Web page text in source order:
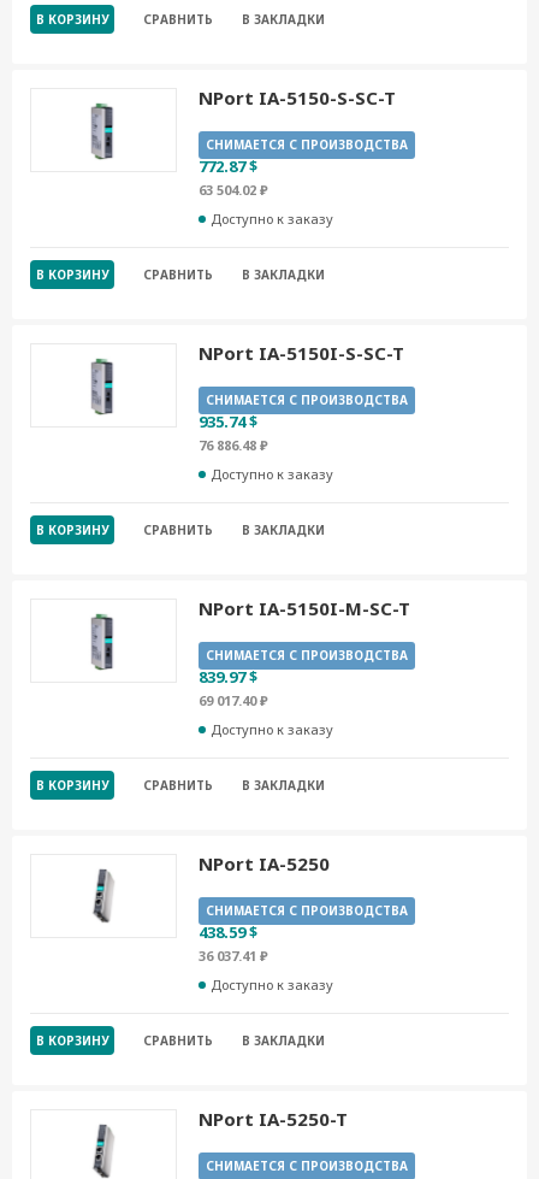
В КОРЗИНУ СРАВНИТЬ В ЗАКЛАДКИ
NPort IA-5150-S-SC-T
СНИМАЕТСЯ С ПРОИЗВОДСТВА
772.87 $
63 504.02 ₽
Доступно к заказу
В КОРЗИНУ СРАВНИТЬ В ЗАКЛАДКИ
NPort IA-5150I-S-SC-T
СНИМАЕТСЯ С ПРОИЗВОДСТВА
935.74 $
76 886.48 ₽
Доступно к заказу
В КОРЗИНУ СРАВНИТЬ В ЗАКЛАДКИ
NPort IA-5150I-M-SC-T
СНИМАЕТСЯ С ПРОИЗВОДСТВА
839.97 $
69 017.40 ₽
Доступно к заказу
В КОРЗИНУ СРАВНИТЬ В ЗАКЛАДКИ
NPort IA-5250
СНИМАЕТСЯ С ПРОИЗВОДСТВА
438.59 $
36 037.41 ₽
Доступно к заказу
В КОРЗИНУ СРАВНИТЬ В ЗАКЛАДКИ
NPort IA-5250-T
СНИМАЕТСЯ С ПРОИЗВОДСТВА